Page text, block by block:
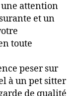
attention
et un
toute
peser sur
à un pet sitter